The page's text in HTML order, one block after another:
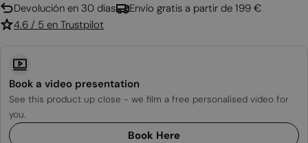
Devolución en 30 días
Envío gratis a partir de 199 €
4.6 / 5 en Trustpilot
Book a video presentation
See this product up close - we film a free personalised video for
you.
Book Here